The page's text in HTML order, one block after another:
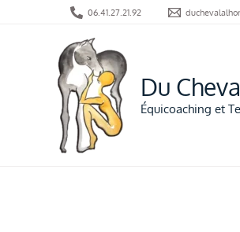
06.41.27.21.92
Du
Équicoaching et